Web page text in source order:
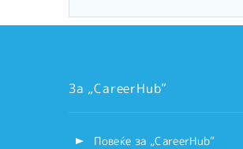
За „CareerHub“
Повеќе за „CareerHub“